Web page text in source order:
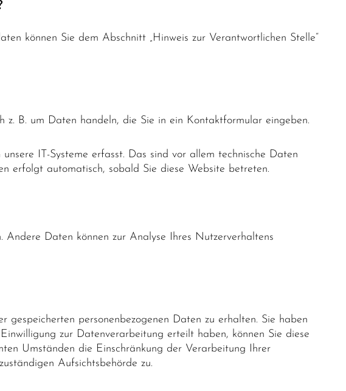
können Sie dem Abschnitt „Hinweis zur Verantwortlichen Stelle“
z. B. um Daten handeln, die Sie in ein Kontaktformular eingeben.
IT-Systeme erfasst. Das sind vor allem technische Daten
erfolgt automatisch, sobald Sie diese Website betreten.
Daten können zur Analyse Ihres Nutzerverhaltens
personenbezogenen Daten zu erhalten. Sie haben
zur Datenverarbeitung erteilt haben, können Sie diese
Umständen die Einschränkung der Verarbeitung Ihrer
Aufsichtsbehörde zu.